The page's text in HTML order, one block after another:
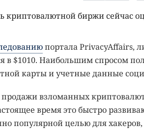
криптовалютной биржи сейчас
портала PrivacyAffairs,
в $1010. Наибольшим спросом
карты и учетные данные
взломанных
время это быстро
популярной целью для